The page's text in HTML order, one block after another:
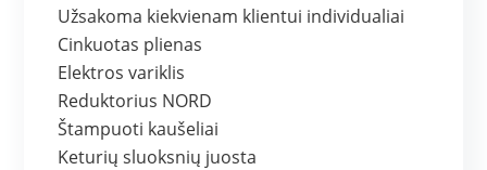
Užsakoma kiekvienam klientui individualiai
Cinkuotas plienas
Elektros variklis
Reduktorius NORD
Štampuoti kaušeliai
Keturių sluoksnių juosta